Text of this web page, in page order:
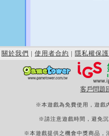
關於我們 | 使用者合約 | 隱私權保護
客戶問題
※本遊戲為免費使用，遊戲
※請注意遊戲時間，避免
※本遊戲提供之機會中獎商品，